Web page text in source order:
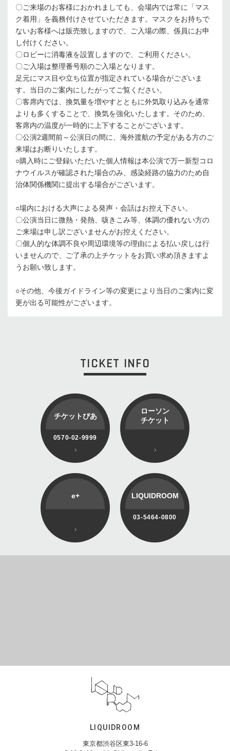
〇ご来場のお客様におかれましても、会場内では常に「マス
ク着用」を義務付けさせていただきます。マスクをお持ちで
ないお客様へは販売致しますので、ご入場の際、係員にお申
し付けください。
〇ロビーに消毒液を設置しますので、ご利用ください。
〇ご入場は整理番号順のご入場となります。
足元にマス目や立ち位置が指定されている場合がございま
す。当日のご案内にしたがってご覧ください。
〇客席内では、換気量を増やすとともに外気取り込みを通常
よりも多くすることで、換気を強化いたします。そのため、
客席内の温度が一時的に上下することがございます。
〇公演2週間前～公演日の間に、海外渡航の予定がある方のご
来場はお断りいたします。
○購入時にご登録いただいた個人情報は本公演で万一新型コロ
ナウイルスが確認された場合のみ、感染経路の協力のため自
治体関係機関に提出する場合がございます。
○場内における大声による発声・会話はお控え下さい。
〇公演当日に微熱・発熱、咳きこみ等、体調の優れない方の
ご来場は申し訳ございませんがお控えください。
〇個人的な体調不良や周辺環境等の理由による払い戻しは行
いませんので、ご了承の上チケットをお買い求め頂きますよ
うお願い致します。
○その他、今後ガイドライン等の変更により当日のご案内に変
更が出る可能性がございます。
TICKET INFO
チケットぴあ
0570-02-9999
ローソン
チケット
e+ LIQUIDROOM
03-5464-0800
LIQUIDROOM
東京都渋谷区東3-16-6